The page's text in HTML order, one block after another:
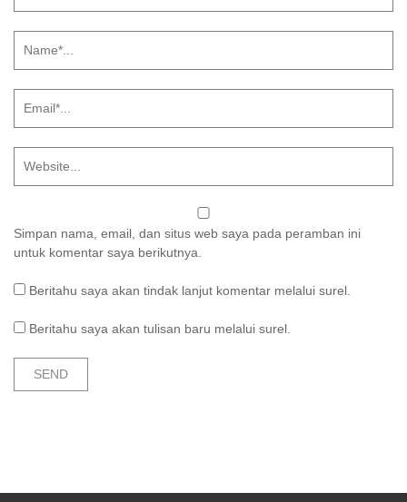
Simpan nama, email, dan situs web saya pada peramban ini
untuk komentar saya berikutnya.
Beritahu saya akan tindak lanjut komentar melalui surel.
Beritahu saya akan tulisan baru melalui surel.